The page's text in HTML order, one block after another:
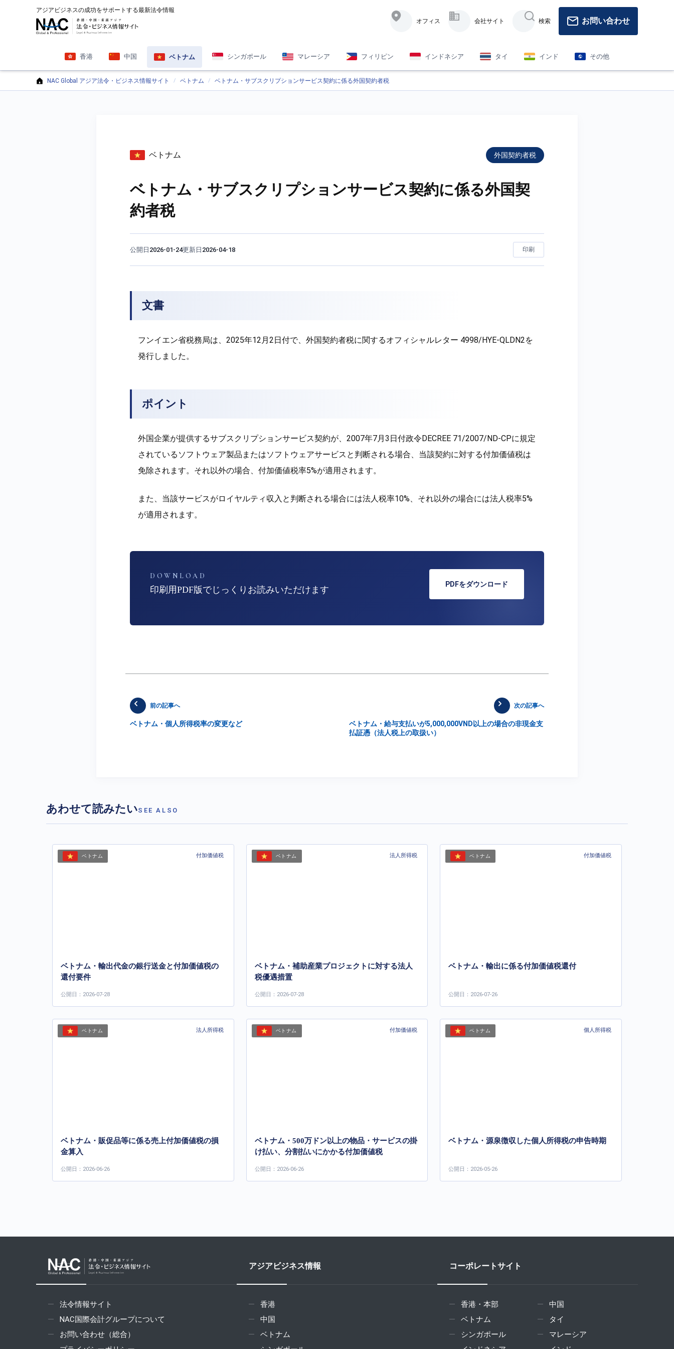
アジアビジネスの成功をサポートする最新法令情報
オフィス
会社サイト 検索 お問い合わせ
香港 中国 ベトナム シンガポール マレーシア フィリピン インドネシア タイ インド その他
NAC Global アジア法令・ビジネス情報サイト ベトナム ベトナム・サブスクリプションサービス契約に係る外国契約者税
ベトナム 外国契約者税
ベトナム・サブスクリプションサービス契約に係る外国契
約者税
公開日 2026-01-24更新日 2026-04-18 印刷
文書
フンイエン省税務局は、2025年12月2日付で、外国契約者税に関するオフィシャルレター 4998/HYE-QLDN2を
発行しました。
ポイント
外国企業が提供するサブスクリプションサービス契約が、2007年7月3日付政令DECREE 71/2007/ND-CPに規定
されているソフトウェア製品またはソフトウェアサービスと判断される場合、当該契約に対する付加価値税は
免除されます。それ以外の場合、付加価値税率5%が適用されます。
また、当該サービスがロイヤルティ収入と判断される場合には法人税率10%、それ以外の場合には法人税率5%
が適用されます。
DOWNLOAD
印刷用PDF版でじっくりお読みいただけます
PDFをダウンロード
次の記事へ
ベトナム・給与支払いが5,000,000VND以上の場合の非現金支
払証憑（法人税上の取扱い）
前の記事へ
ベトナム・個人所得税率の変更など
あわせて読みたいSEE ALSO
ベトナム 付加価値税
ベトナム・輸出代金の銀行送金と付加価値税の
還付要件
公開日：2026-07-28
ベトナム 法人所得税
ベトナム・補助産業プロジェクトに対する法人
税優遇措置
公開日：2026-07-28
ベトナム 付加価値税
ベトナム・輸出に係る付加価値税還付
公開日：2026-07-26
ベトナム 法人所得税
ベトナム・販促品等に係る売上付加価値税の損
金算入
公開日：2026-06-26
ベトナム 付加価値税
ベトナム・500万ドン以上の物品・サービスの掛
け払い、分割払いにかかる付加価値税
公開日：2026-06-26
ベトナム 個人所得税
ベトナム・源泉徴収した個人所得税の申告時期
公開日：2026-05-26
法令情報サイト
NAC国際会計グループについて
お問い合わせ（総合）
アジアビジネス情報
香港
中国
ベトナム
コーポレートサイト
香港・本部
中国
ベトナム
タイ
シンガポール
マレーシア